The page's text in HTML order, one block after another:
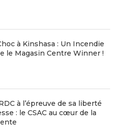
à Kinshasa : Un Incendie
le Magasin Centre Winner !
à l’épreuve de sa liberté
: le CSAC au cœur de la